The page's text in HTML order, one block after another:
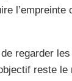
l’empreinte
regarder
reste le